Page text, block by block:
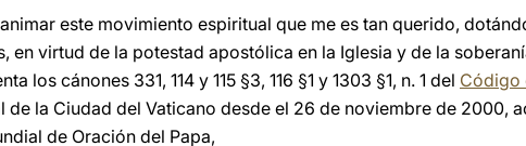
este movimiento espiritual que me es tan querido,
en virtud de la potestad apostólica en la Iglesia y de la
los cánones 331, 114 y 115 §3, 116 §1 y 1303 §1, n. 1 del Código
de la Ciudad del Vaticano desde el 26 de noviembre de 2000,
de Oración del Papa,